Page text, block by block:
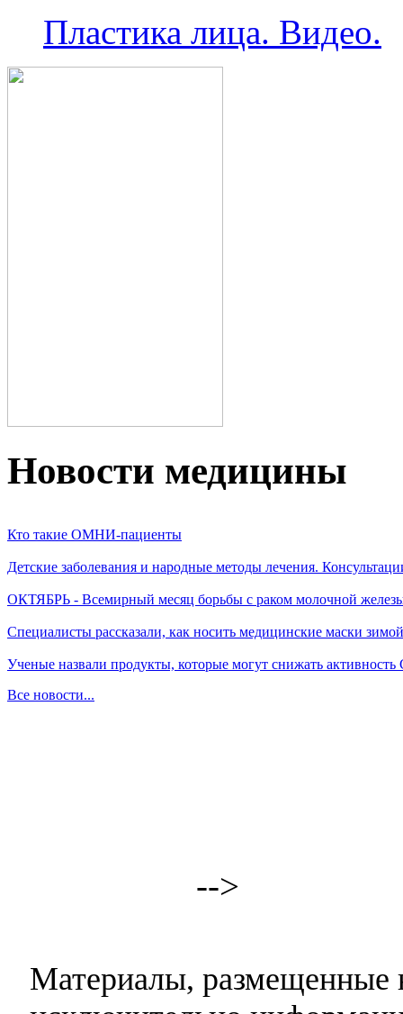
Пластика лица. Видео.
Новости медицины
Кто такие ОМНИ-пациенты
Детские заболевания и народные методы лечения.
ОКТЯБРЬ - Всемирный месяц борьбы с раком молочной
Специалисты рассказали, как носить медицинские маски зимой
Ученые назвали продукты, которые могут снижать
Все новости...
-->
Материалы, размещенные